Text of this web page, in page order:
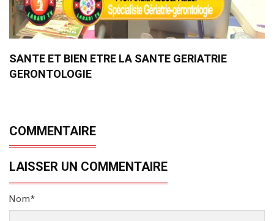
SANTE ET BIEN ETRE LA SANTE GERIATRIE
GERONTOLOGIE
COMMENTAIRE
LAISSER UN COMMENTAIRE
Nom*